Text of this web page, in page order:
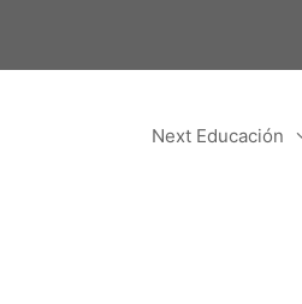
Next Educación